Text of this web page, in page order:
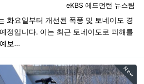
등록자
eKBS 에드먼턴 뉴스팀
화요일부터 개선된 폭풍 및 토네이도 경
정입니다. 이는 최근 토네이도로 피해를
보…
New